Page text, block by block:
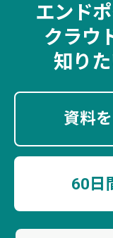
エンド
クラウ
知り
資料
60日